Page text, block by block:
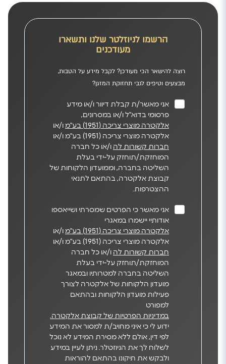
הרשמו לניוזלטר שלנו ותשארו
מעודכנים
רוצה להישאר הכי מעודכן? לקבל מידע על הטבות,
מבצעים וטיפים לגבי תחזוקת המזגן?
אני מאשר/ת קבלת דיוור ו/או מידע
פרסומי בדוא"ל ו/או במסרונים,
אלקטרה מוצרי צריכה (1951) בע"מ
ו/או
אלקטרה מוצרי צריכה (1951) בע"מ ו/או
חברות קשורות לה ו/או כל חברה
המוחזקת/תוחזק על-ידי בעלת
השליטה בחברה, וממועדון הלקוחות של
קבוצת אלקטרה, בהתאם לתנאי
ההצטרפות.
אני מאשר כי הפרטים שמסרתי ושייאספו
אודותיי יישמרו במאגרי
אלקטרה מוצרי צריכה (1951) בע"מ
ו/או
אלקטרה מוצרי צריכה (1951) בע"מ ו/או
חברות קשורות לה ו/או כל חברה
המוחזקת/תוחזק על-ידי בעלת
השליטה בחברה למטרותיו ובמאגר
מועדון הלקוחות של אלקטרה לצורך
פעילות מועדון הלקוחות ובהתאם
למפורט
במדיניות הפרטיות של קבוצת אלקטרה.
ידוע לי כי איני מחויב/ת למסור את המידע
לפי דין, אולם ללא מסירת המידע לא נוכל
לשלוח לך את הניוזטלר. ניתן לעיין במידע
ולבקש את תיקונו בהתאם להוראות